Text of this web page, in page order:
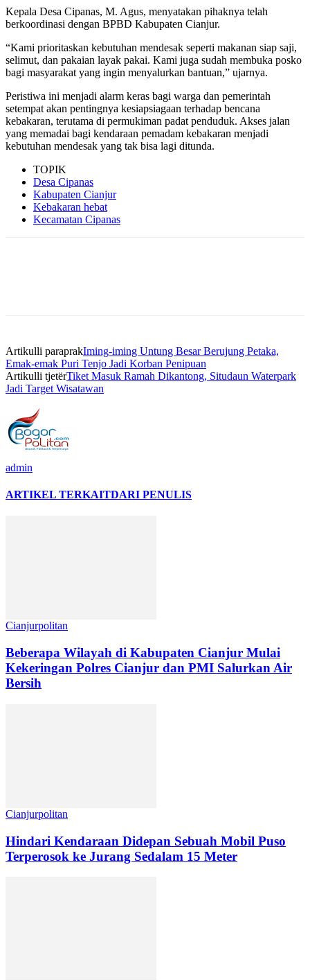
Kepala Desa Cipanas, M. Agus, menyatakan pihaknya telah
berkoordinasi dengan BPBD Kabupaten Cianjur.
“Kami prioritaskan kebutuhan mendesak seperti makanan siap saji,
selimut, dan pakaian layak pakai. Kami juga sudah membuka posko
bagi masyarakat yang ingin menyalurkan bantuan,” ujarnya.
Peristiwa ini menjadi alarm keras bagi warga dan pemerintah
setempat akan pentingnya kesiapsiagaan terhadap bencana
kebakaran, terutama di permukiman padat penduduk. Akses jalan
yang memadai bagi kendaraan pemadam kebakaran menjadi
kebutuhan mendesak yang tak bisa lagi ditunda.
TOPIK
Desa Cipanas
Kabupaten Cianjur
Kebakaran hebat
Kecamatan Cipanas
Artikulli paraprakIming-iming Untung Besar Berujung Petaka,
Emak-emak Puri Tenjo Jadi Korban Penipuan
Artikulli tjetër‎Tiket Masuk Ramah Dikantong, Situdaun Waterpark
Jadi Target Wisatawan
admin
ARTIKEL TERKAITDARI PENULIS
Cianjurpolitan
Beberapa Wilayah di Kabupaten Cianjur Mulai
Kekeringan Polres Cianjur dan PMI Salurkan Air
Bersih
Cianjurpolitan
Hindari Kendaraan Didepan Sebuah Mobil Puso
Terperosok ke Jurang Sedalam 15 Meter